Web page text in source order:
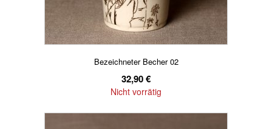
Bezeichneter Becher 02
32,90€
Nicht vorrätig